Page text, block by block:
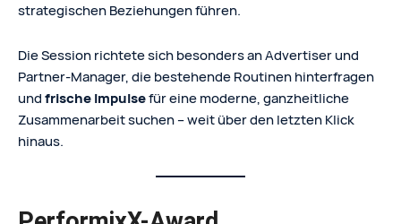
strategischen Beziehungen führen.
Die Session richtete sich besonders an Advertiser und
Partner-Manager, die bestehende Routinen hinterfragen
undfrische Impulsefür eine moderne, ganzheitliche
Zusammenarbeit suchen – weit über den letzten Klick
hinaus.